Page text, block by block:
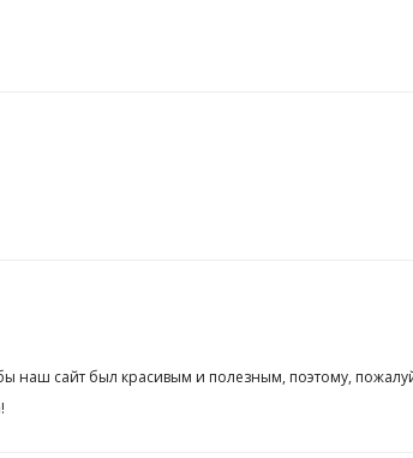
наш сайт был красивым и полезным, поэтому,